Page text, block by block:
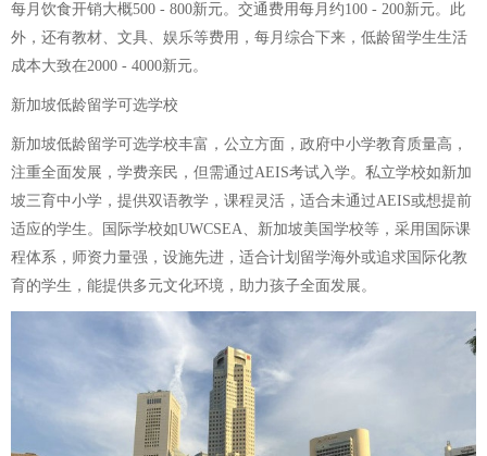
每月饮食开销大概500 - 800新元。交通费用每月约100 - 200新元。此
外，还有教材、文具、娱乐等费用，每月综合下来，低龄留学生生活
成本大致在2000 - 4000新元。
新加坡低龄留学可选学校
新加坡低龄留学可选学校丰富，公立方面，政府中小学教育质量高，
注重全面发展，学费亲民，但需通过AEIS考试入学。私立学校如新加
坡三育中小学，提供双语教学，课程灵活，适合未通过AEIS或想提前
适应的学生。国际学校如UWCSEA、新加坡美国学校等，采用国际课
程体系，师资力量强，设施先进，适合计划留学海外或追求国际化教
育的学生，能提供多元文化环境，助力孩子全面发展。